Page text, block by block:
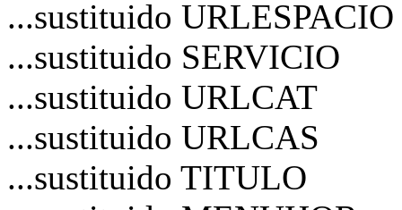
...sustituido URLESPACIO
...sustituido SERVICIO
...sustituido URLCAT
...sustituido URLCAS
...sustituido TITULO